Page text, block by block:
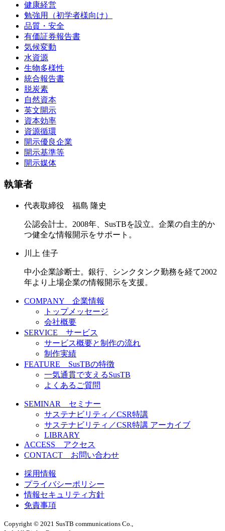
健康経営
勉強用（初学者様向け）
品質・安全
有価証券報告書
気候変動
水資源
生物多様性
統合報告書
脱炭素
自然資本
英文開示
資本効率
資源循環
開示優良企業
開示基準等
開示媒体
執筆者
代表取締役 福島 隆史
公認会計士。2008年、SusTBを設立。企業の自主的か
つ健全な情報開示をサポート。
川上 佳子
中小企業診断士。銀行、シンクタンク勤務を経て2002
年より上場企業の情報開示を支援。
COMPANY 企業情報
トップメッセージ
会社概要
SERVICE サービス
サービス概要と制作の流れ
制作実績
FEATURE SusTBの特徴
一気通貫で支えるSusTB
よくあるご質問
SEMINAR セミナー
サステナビリティ／CSR特講
サステナビリティ／CSR特講 アーカイブ
LIBRARY
ACCESS アクセス
CONTACT お問い合わせ
採用情報
プライバシーポリシー
情報セキュリティ方針
免責事項
Copyright © 2021 SusTB communications Co.,